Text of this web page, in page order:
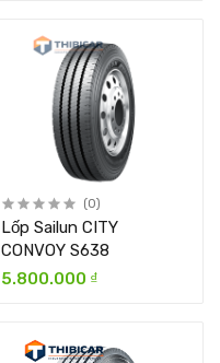
(0)
Lốp Sailun CITY
CONVOY S638
5.800.000 ₫